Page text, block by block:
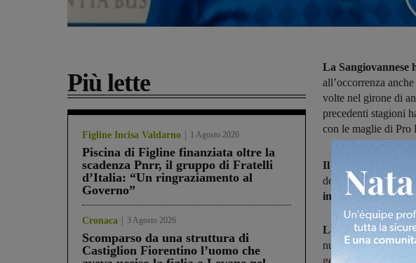
Più lette
Figline Incisa Valdarno 1 Agosto 2026
Piscina di Figline finanziata oltre la
scadenza Pnrr, il gruppo di Fratelli
d’Italia: “Un ringraziamento al
Governo”
Cronaca 3 Agosto 2026
Scomparso da una struttura di
Castiglion Fiorentino l’uomo che
La Sangiovannese
all’occorrenza
volte nel girone di
precedenti stagioni
con le maglie di Pro
Il nuovo giocatore
dell’esperienza,
in programmain
La gara sarà utile
nuovi arrivati, in